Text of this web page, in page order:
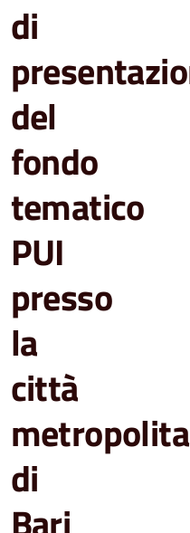
di
del
fondo
tematico
PUI
presso
la
città
di